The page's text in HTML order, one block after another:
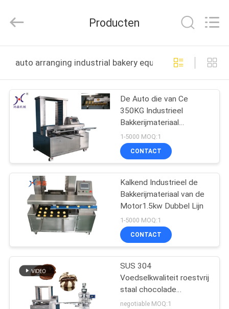
PRODUCTEN
SHOW
OVER
ONS
FABRIEKSTOCHT
KWALITEITSCONTROLE
NEEM
CONTACT
Reserved.
Producten
auto arranging industrial bakery equipment online
De Auto die van Ce
350KG Industrieel
Bakkerijmateriaal
schikken
1-5000 MOQ:1
CONTACT
Kalkend Industrieel de
Bakkerijmateriaal van de
Motor1.5kw Dubbel Lijn
1-5000 MOQ:1
CONTACT
SUS 304
Voedselkwaliteit roestvrij
staal chocolade
vloeibare vulstof koekjes
negotiable MOQ:1